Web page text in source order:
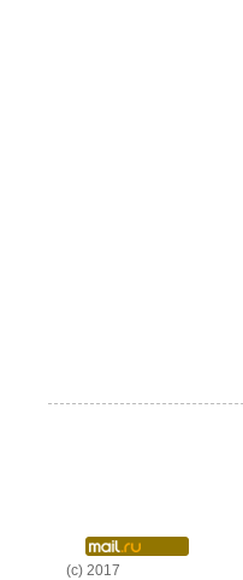
(c) 2017